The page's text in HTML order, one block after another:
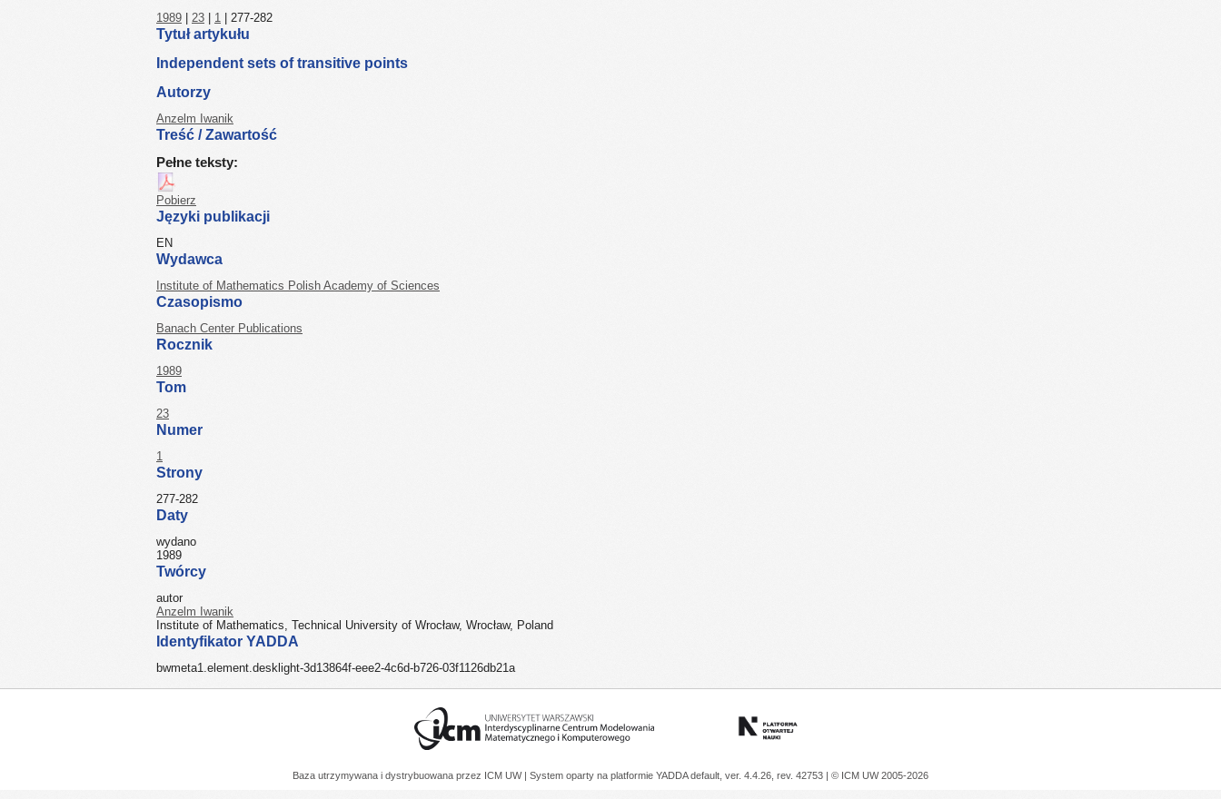
1989 23 1 | 277-282
Tytuł artykułu
Independent sets of transitive points
Autorzy
Anzelm Iwanik
Treść / Zawartość
Pełne teksty:
Pobierz
Języki publikacji
EN
Wydawca
Institute of Mathematics Polish Academy of Sciences
Czasopismo
Banach Center Publications
Rocznik
1989
Tom
23
Numer
1
Strony
277-282
Daty
wydano
1989
Twórcy
autor
Anzelm Iwanik
Institute of Mathematics, Technical University of Wrocław, Wrocław, Poland
Identyfikator YADDA
bwmeta1.element.desklight-3d13864f-eee2-4c6d-b726-03f1126db21a
Baza utrzymywana i dystrybuowana przez ICM UW | System oparty na platformie YADDAdefault, ver. 4.4.26, rev. 42753 | © ICM UW 2005-2026